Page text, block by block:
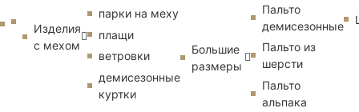
Изделия
с мехом
парки на меху
плащи
ветровки
демисезонные
куртки
Большие
размеры
Пальто
демисезонные
Пальто из
шерсти
Пальто
альпака